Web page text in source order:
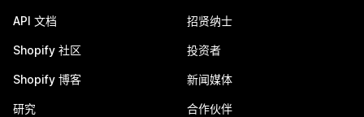
API 文档
Shopify 社区
Shopify 博客
研究
招贤纳士
投资者
新闻媒体
合作伙伴